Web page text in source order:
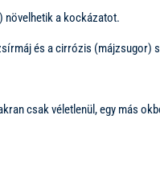
növelhetik a kockázatot.
és a cirrózis (májzsugor)
csak véletlenül, egy más